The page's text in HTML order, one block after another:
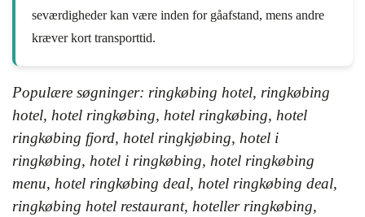
seværdigheder kan være inden for gåafstand, mens andre
kræver kort transporttid.
Populære søgninger: ringkøbing hotel, ringkøbing
hotel, hotel ringkøbing, hotel ringkøbing, hotel
ringkøbing fjord, hotel ringkjøbing, hotel i
ringkøbing, hotel i ringkøbing, hotel ringkøbing
menu, hotel ringkøbing deal, hotel ringkøbing deal,
ringkøbing hotel restaurant, hoteller ringkøbing,